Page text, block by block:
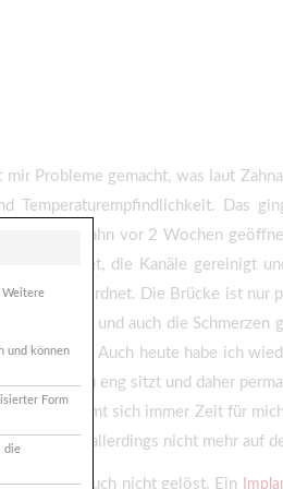
Probleme gemacht, was laut
Das
der Zahn vor 2 Wochen
geöffnet, die Kanäle gereinigt
verordnet. Die Brücke ist nur
leider und auch die Schmerzen
werden. Auch heute habe ich
Brücke zu eng sitzt und daher
und nimmt sich immer Zeit für
reagiert allerdings nicht mehr auf
damit ja auch nicht gelöst. Ein
Weitere
und können
Form
die